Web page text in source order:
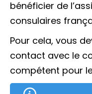
bénéficier de
consulaires
Pour cela, vous
contact avec le
compétent pour